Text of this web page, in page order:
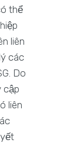
thể
liên
các
Do
cập
liên